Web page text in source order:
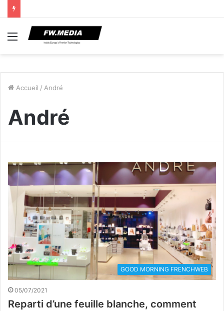
Menu
Accueil / André
André
GOOD MORNING FRENCHWEB
05/07/2021
Reparti d’une feuille blanche, comment